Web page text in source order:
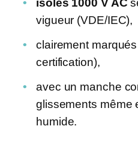
isolés 1000 V AC
vigueur (VDE/IEC),
clairement
certification),
avec un manche
glissements même
humide.